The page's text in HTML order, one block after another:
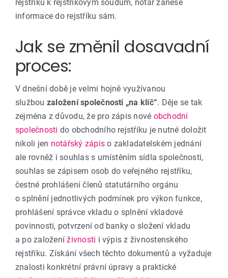
rejstříku k rejstříkovým soudům, notář zanese
informace do rejstříku sám.
Jak se změnil dosavadní
proces:
V dnešní době je velmi hojně využívanou
službou založení společnosti „na klíč“. Děje se tak
zejména z důvodu, že pro zápis nové obchodní
společnosti do obchodního rejstříku je nutné doložit
nikoli jen notářský zápis o zakladatelském jednání
ale rovněž i souhlas s umístěním sídla společnosti,
souhlas se zápisem osob do veřejného rejstříku,
čestné prohlášení členů statutárního orgánu
o splnění jednotlivých podmínek pro výkon funkce,
prohlášení správce vkladu o splnění vkladové
povinnosti, potvrzení od banky o složení vkladu
a po založeníživnosti i výpis z živnostenského
rejstříku. Získání všech těchto dokumentů a vyžaduje
znalosti konkrétní právní úpravy a praktické